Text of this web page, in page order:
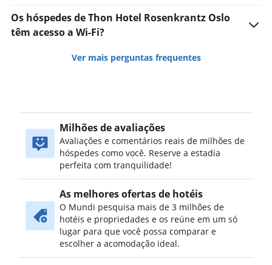
Os hóspedes de Thon Hotel Rosenkrantz Oslo
têm acesso a Wi-Fi?
Ver mais perguntas frequentes
Milhões de avaliações
Avaliações e comentários reais de milhões de
hóspedes como você. Reserve a estadia
perfeita com tranquilidade!
As melhores ofertas de hotéis
O Mundi pesquisa mais de 3 milhões de
hotéis e propriedades e os reúne em um só
lugar para que você possa comparar e
escolher a acomodação ideal.